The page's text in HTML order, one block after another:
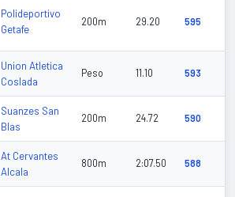
Polideportivo
Getafe
200m 29.20 595
Union Atletica
Coslada
Peso 11.10 593
Suanzes San
Blas
200m 24.72 590
At Cervantes
Alcala
800m 2:07.50 588